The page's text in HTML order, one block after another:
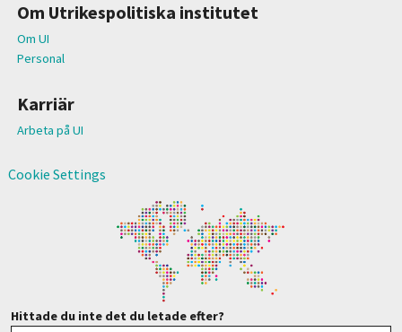
Om Utrikespolitiska institutet
Om UI
Personal
Karriär
Arbeta på UI
Cookie Settings
Hittade du inte det du letade efter?